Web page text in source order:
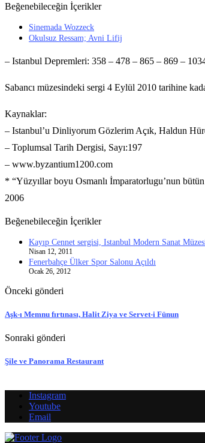
Beğenebileceğin İçerikler
Sinemada Wozzeck
Okulsuz Ressam; Avni Lifij
– Istanbul Depremleri: 358 – 478 – 865 – 869 –
Sabancı müzesindeki sergi 4 Eylül 2010 tarihine
Kaynaklar:
– Istanbul’u Dinliyorum Gözlerim Açık, Haldun
– Toplumsal Tarih Dergisi, Sayı:197
– www.byzantium1200.com
* “Yüzyıllar boyu Osmanlı İmparatorlugu’nun
2006
Beğenebileceğin İçerikler
Kayıp Cennet sergisi, Istanbul Modern Sanat
Nisan 12, 2011
Fenerbahçe Ülker Spor Salonu Açıldı
Ocak 26, 2012
Önceki gönderi
Aşk-ı Memnu fırtınası, Halit Ziya ve Servet-i Fünun
Sonraki gönderi
Şile ve Panorama Restaurant
Instagram
Youtube
Email